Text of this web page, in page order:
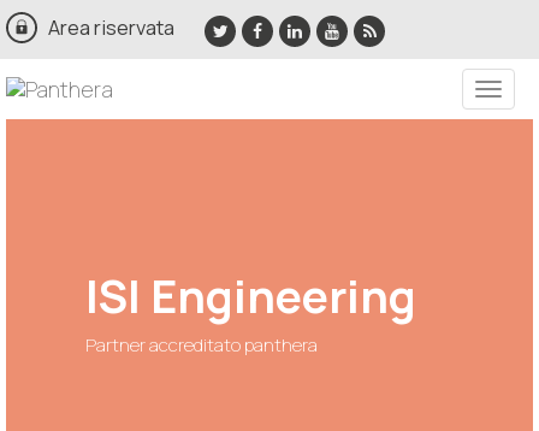
Area riservata
Toggle
ISI Engineering
Partner accreditato panthera